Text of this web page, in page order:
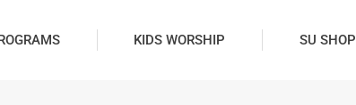
KIDS WORSHIP SU SHOP